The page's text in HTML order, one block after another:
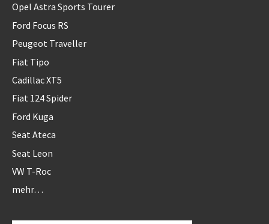
Opel Astra Sports Tourer
Ford Focus RS
Peugeot Traveller
Fiat Tipo
Cadillac XT5
Fiat 124 Spider
Ford Kuga
Seat Ateca
Seat Leon
VW T-Roc
mehr…